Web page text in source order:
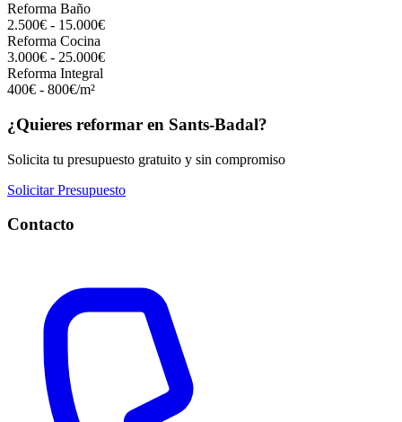
Reforma Baño
2.500€ - 15.000€
Reforma Cocina
3.000€ - 25.000€
Reforma Integral
400€ - 800€/m²
¿Quieres reformar en Sants-Badal?
Solicita tu presupuesto gratuito y sin compromiso
Solicitar Presupuesto
Contacto